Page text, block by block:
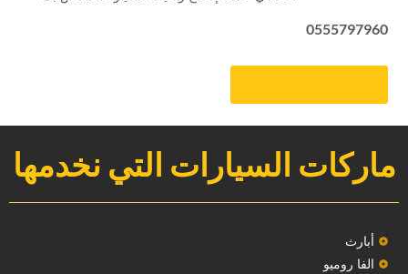
0555797960
ماركات السيارات التي نخدمها
‏أبارث‏
الفا روميو